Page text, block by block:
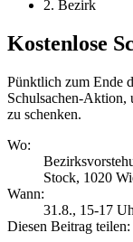
2. Bezirk
Kostenlose
Pünktlich zum Ende
Schulsachen-Aktion,
zu schenken.
Wo:
Stock, 1020
Wann:
31.8., 15-17
Diesen Beitrag teilen: